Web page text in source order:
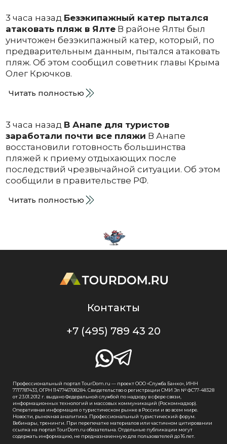
3 часа назад Безэкипажный катер пытался
атаковать пляж в ЯлтеВ районе Ялты был
уничтожен безэкипажный катер, который, по
предварительным данным, пытался атаковать
пляж. Об этом сообщил советник главы Крыма
Олег Крючков.
Читать полностью
3 часа назад В Анапе для туристов
заработали почти все пляжи В Анапе
восстановили готовность большинства
пляжей к приему отдыхающих после
последствий чрезвычайной ситуации. Об этом
сообщили в правительстве РФ.
Читать полностью
Контакты
+7 (495) 789 43 20
Профессиональный портал TourDom.ru — проект ООО «Служба Банко», ИНН
7717787433, ОГРН 1147746708284. Свидетельство о регистрации СМИ Эл № ФС77-48328
от 23.01.2012 г. выдано Федеральной службой по надзору в сфере связи,
информационных технологий и массовых коммуникаций (Роскомнадзор).
Оперативная информация о туристическом рынке в России и во всем мире.
Новости, рыночная аналитика. Профессиональный туристический форум.
Вебинары, тренинги. При перепечатке материалов или частичном цитировании
ссылка на портал TourDom.ru обязательна. Отдельные публикации могут
содержать информацию, не предназначенную для пользователей до 16 лет.